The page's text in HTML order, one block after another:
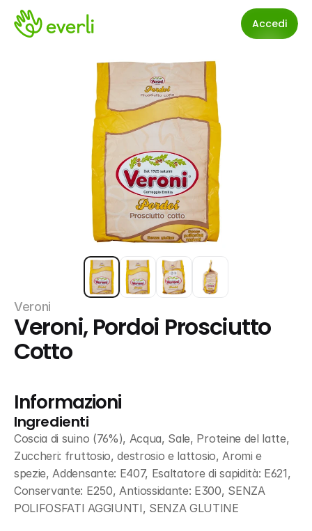
Accedi
Veroni
Veroni, Pordoi Prosciutto
Cotto
Informazioni
Ingredienti
Coscia di suino (76%), Acqua, Sale, Proteine del latte,
Zuccheri: fruttosio, destrosio e lattosio, Aromi e
spezie, Addensante: E407, Esaltatore di sapidità: E621,
Conservante: E250, Antiossidante: E300, SENZA
POLIFOSFATI AGGIUNTI, SENZA GLUTINE